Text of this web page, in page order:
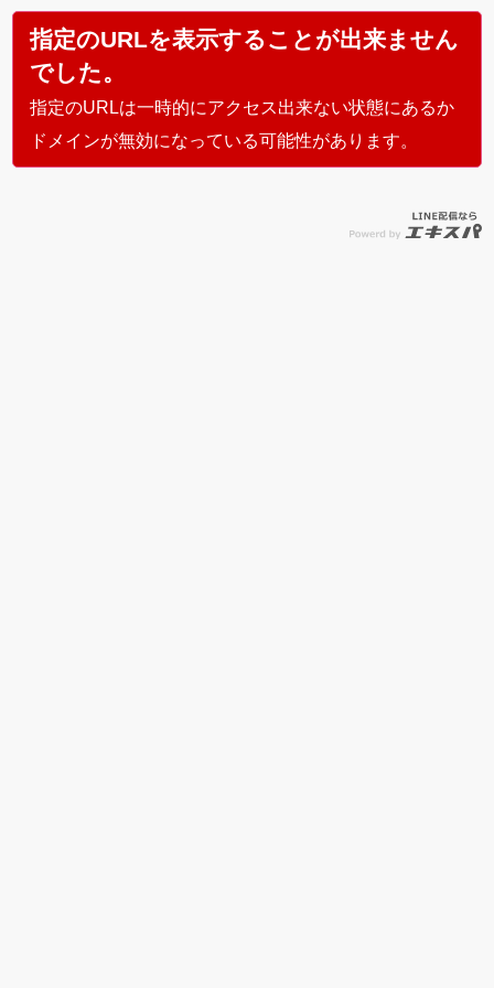
指定のURLを表示することが出来ません
でした。
指定のURLは一時的にアクセス出来ない状態にあるか
ドメインが無効になっている可能性があります。